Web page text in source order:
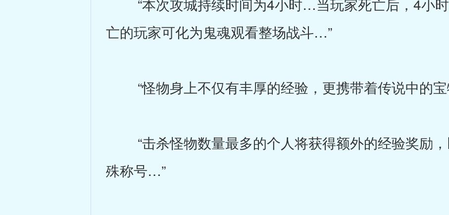
“本次攻城持续时间为4小时…当玩家死亡后，4小时
亡的玩家可化为鬼魂观看整场战斗…”
“怪物身上不仅有丰厚的经验，更携带着传说中的
“击杀怪物数量最多的个人将获得额外的经验奖励，
殊称号…”